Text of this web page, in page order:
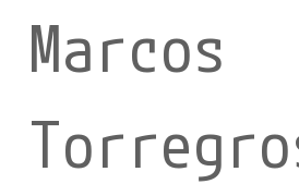
Marcos